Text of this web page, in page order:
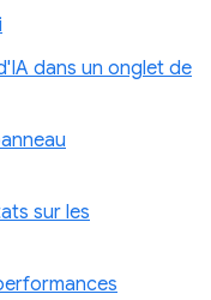
dans un onglet de
sur les